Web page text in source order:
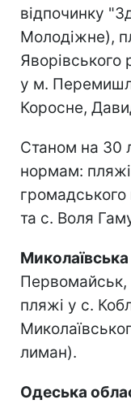
відпочинку
Молодіжне),
у м.
Коросне,
Станом на 30
нормам:
та с. Воля
Первомайськ,
пляжі у с.
лиман).
Одеська